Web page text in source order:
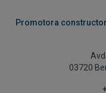
Promotora
03720